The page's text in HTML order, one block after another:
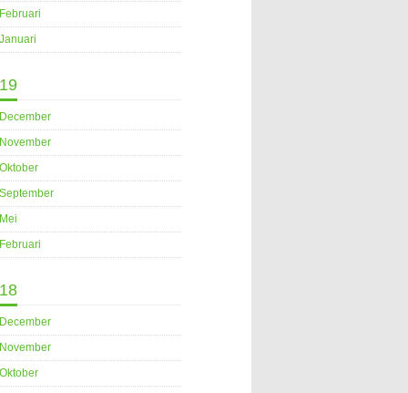
Februari
Januari
December
November
Oktober
September
Mei
Februari
December
November
Oktober